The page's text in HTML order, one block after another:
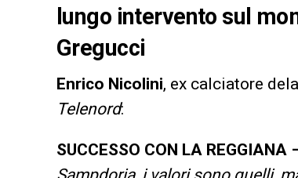
lungo intervento sul
Gregucci
Enrico Nicolini, ex calciatore
Telenord:
SUCCESSO CON LA REGGIANA